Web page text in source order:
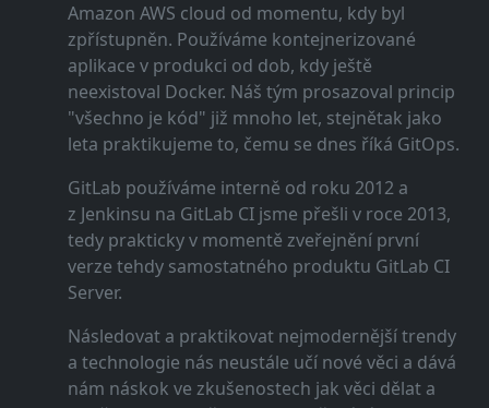
Amazon AWS cloud od momentu, kdy byl
zpřístupněn. Používáme kontejnerizované
aplikace v produkci od dob, kdy ještě
neexistoval Docker. Náš tým prosazoval princip
"všechno je kód" již mnoho let, stejnětak jako
leta praktikujeme to, čemu se dnes říká GitOps.
GitLab používáme interně od roku 2012 a
z Jenkinsu na GitLab CI jsme přešli v roce 2013,
tedy prakticky v momentě zveřejnění první
verze tehdy samostatného produktu GitLab CI
Server.
Následovat a praktikovat nejmodernější trendy
a technologie nás neustále učí nové věci a dává
nám náskok ve zkušenostech jak věci dělat a